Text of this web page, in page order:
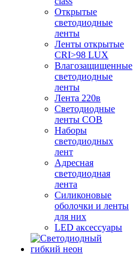
Открытые
светодиодные
ленты
Ленты открытые
CRI>98 LUX
Влагозащищенные
светодиодные
ленты
Лента 220в
Светодиодные
ленты COB
Наборы
светодиодных
лент
Адресная
светодиодная
лента
Силиконовые
оболочки и ленты
для них
LED аксессуары